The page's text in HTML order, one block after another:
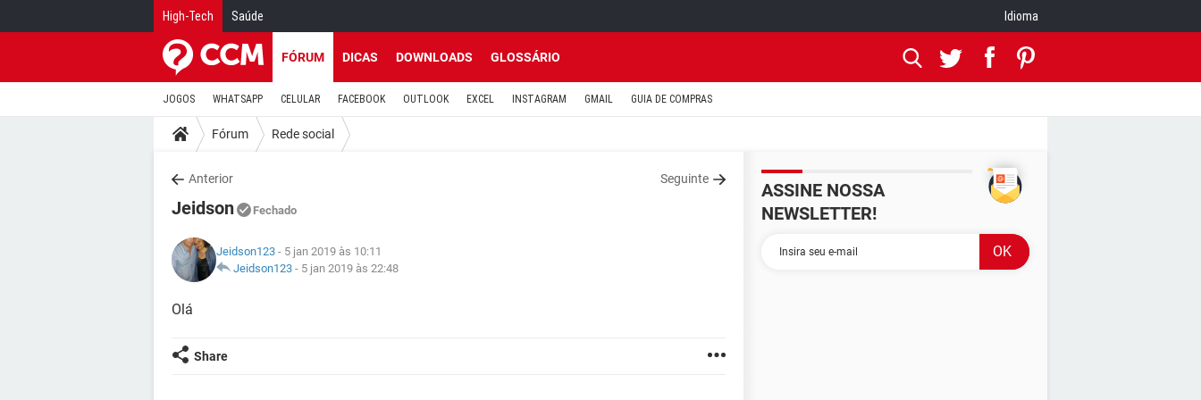
High-Tech Saúde Idioma
FÓRUM DICAS DOWNLOADS GLOSSÁRIO
JOGOS WHATSAPP CELULAR FACEBOOK OUTLOOK EXCEL INSTAGRAM GMAIL GUIA DE COMPRAS
Fórum Rede social
Anterior Seguinte
Jeidson Fechado
Jeidson123 - 5 jan 2019 às 10:11
Jeidson123 - 5 jan 2019 às 22:48
Olá
Share
ASSINE NOSSA
NEWSLETTER!